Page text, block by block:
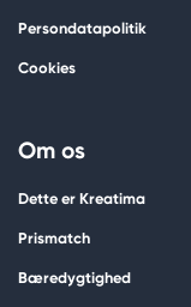
Persondatapolitik
Cookies
Om os
Dette er Kreatima
Prismatch
Bæredygtighed